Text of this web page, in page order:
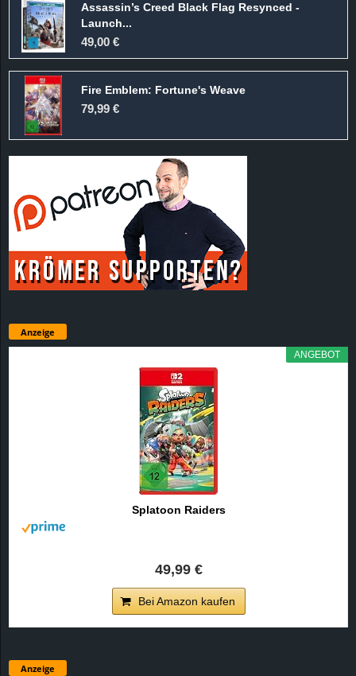
Assassin’s Creed Black Flag Resynced -
Launch...
49,00 €
Fire Emblem: Fortune's Weave
79,99 €
Anzeige
ANGEBOT
Splatoon Raiders
49,99 €
Bei Amazon kaufen
Anzeige